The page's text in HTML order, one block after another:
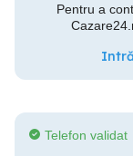
Pentru a
Telefon validat